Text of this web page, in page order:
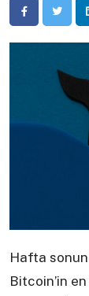
Hafta
Bitcoin’in